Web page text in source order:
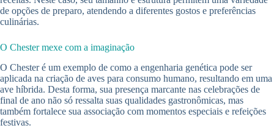
de opções de preparo, atendendo a diferentes gostos e preferências
culinárias.
O Chester mexe com a imaginação
O Chester é um exemplo de como a engenharia genética pode ser
aplicada na criação de aves para consumo humano, resultando em uma
ave híbrida. Desta forma, sua presença marcante nas celebrações de
final de ano não só ressalta suas qualidades gastronômicas, mas
também fortalece sua associação com momentos especiais e refeições
festivas.